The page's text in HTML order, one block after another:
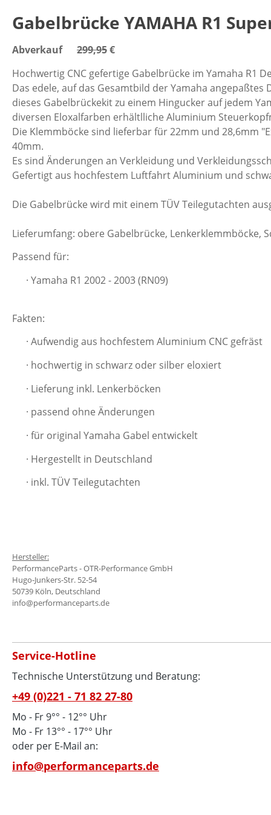
Gabelbrücke YAMAHA R1
Abverkauf 299,95€
Hochwertig CNC gefertige Gabelbrücke im Yamaha R1
Das edele, auf das Gesamtbild der Yamaha
dieses Gabelbrückekit zu einem Hingucker auf jedem
diversen Eloxalfarben erhältlliche Aluminium
Die Klemmböcke sind lieferbar für 22mm und 28,6mm
40mm.
Es sind Änderungen an Verkleidung und
Gefertigt aus hochfestem Luftfahrt Aluminium und
Die Gabelbrücke wird mit einem TÜV Teilegutachten
Lieferumfang: obere Gabelbrücke, Lenkerklemmböcke,
Passend für:
· Yamaha R1 2002 - 2003 (RN09)
Fakten:
· Aufwendig aus hochfestem Aluminium CNC gefräst
· hochwertig in schwarz oder silber eloxiert
· Lieferung inkl. Lenkerböcken
· passend ohne Änderungen
· für original Yamaha Gabel entwickelt
· Hergestellt in Deutschland
· inkl. TÜV Teilegutachten
Hersteller:
PerformanceParts - OTR-Performance GmbH
Hugo-Junkers-Str. 52-54
50739 Köln, Deutschland
info@performanceparts.de
Service-Hotline
Technische Unterstützung und Beratung:
+49 (0)221 - 71 82 27-80
Mo - Fr 9°° - 12°° Uhr
Mo - Fr 13°° - 17°° Uhr
oder per E-Mail an:
info@performanceparts.de